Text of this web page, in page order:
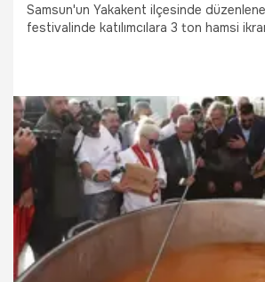
Samsun'un Yakakent ilçesinde
festivalinde katılımcılara 3 ton hamsi
21.11.2025 Yakakent